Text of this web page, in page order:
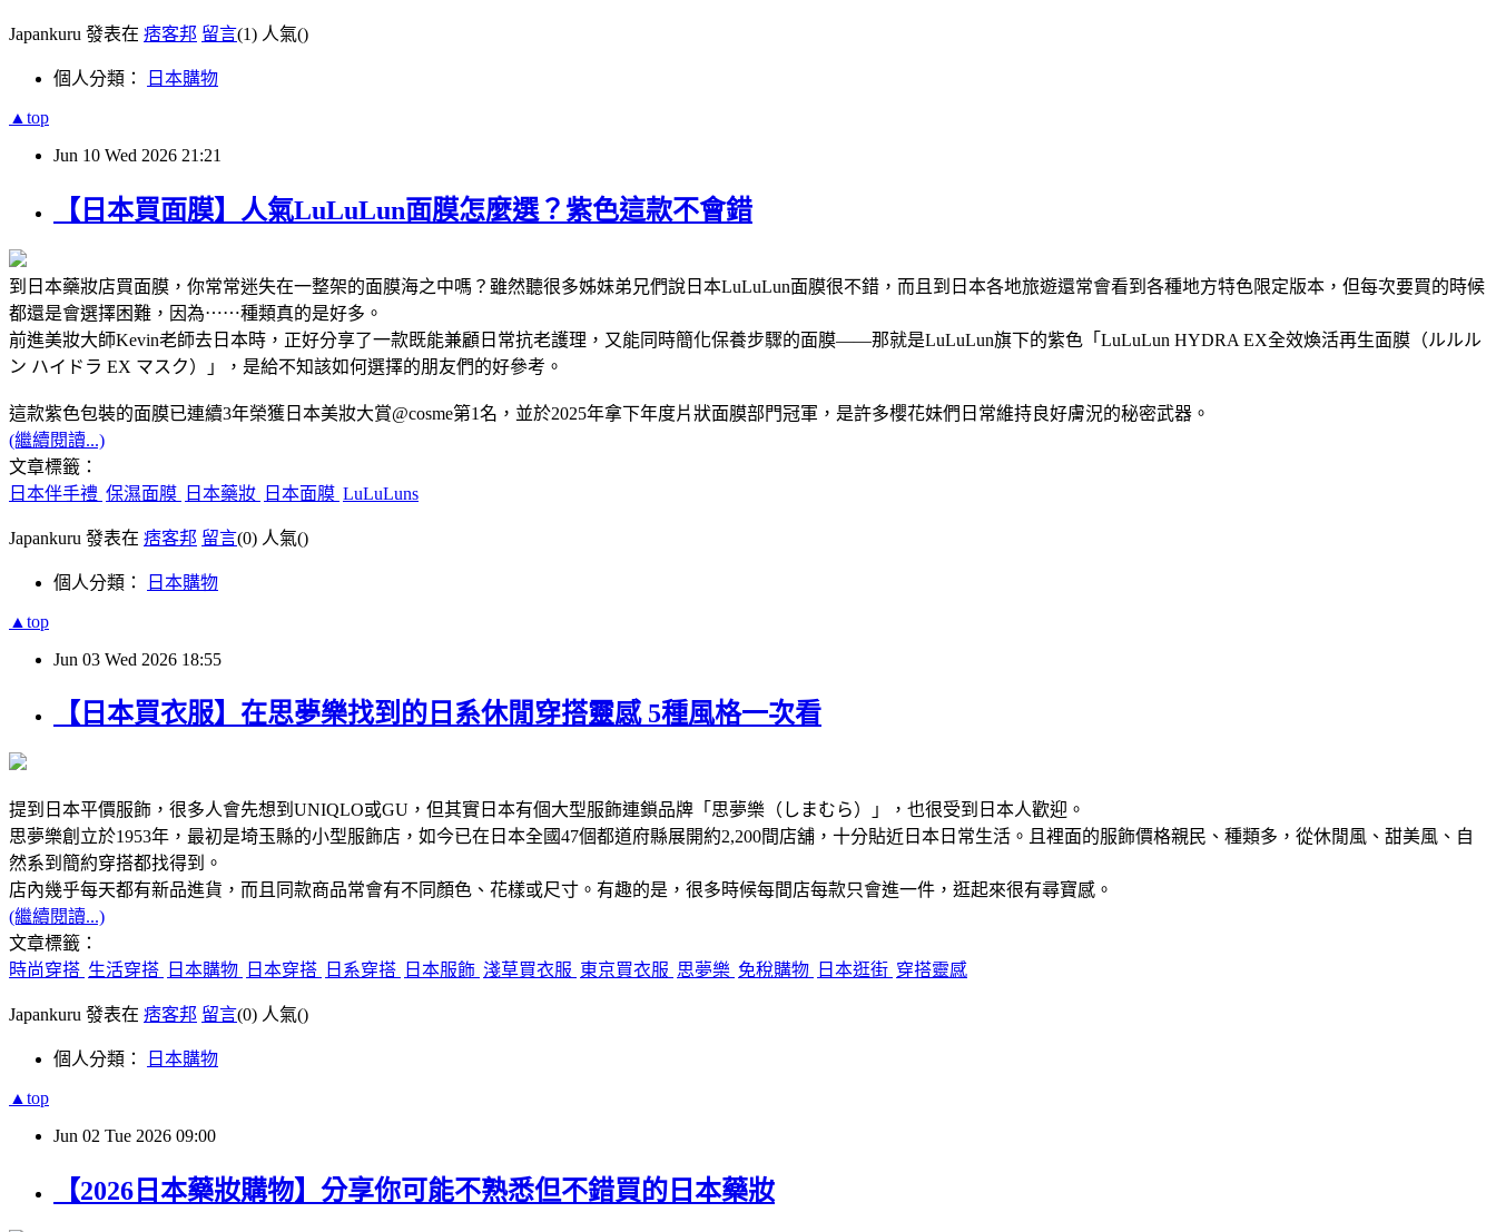
Japankuru 發表在 痞客邦 留言(1) 人氣()
個人分類： 日本購物
▲top
Jun 10 Wed 2026 21:21
【日本買面膜】人氣LuLuLun面膜怎麼選？紫色這款不會錯
到日本藥妝店買面膜，你常常迷失在一整架的面膜海之中嗎？雖然聽很多姊妹弟兄們說日本LuLuLun面膜很不錯，而且到日本各地旅遊還常會看到各種地方特色限定版本，但每次要買的時候
都還是會選擇困難，因為⋯⋯種類真的是好多。
前進美妝大師Kevin老師去日本時，正好分享了一款既能兼顧日常抗老護理，又能同時簡化保養步驟的面膜——那就是LuLuLun旗下的紫色 「LuLuLun HYDRA EX全效煥活再生面膜（ルルル
ン ハイドラ EX マスク）」，是給不知該如何選擇的朋友們的好參考。
這款紫色包裝的面膜已連續3年榮獲日本美妝大賞@cosme第1名，並於2025年拿下年度片狀面膜部門冠軍，是許多櫻花妹們日常維持良好膚況的秘密武器。
(繼續閱讀...)
文章標籤：
日本伴手禮 保濕面膜 日本藥妝 日本面膜 LuLuLuns
Japankuru 發表在 痞客邦 留言(0) 人氣()
個人分類： 日本購物
▲top
Jun 03 Wed 2026 18:55
【日本買衣服】在思夢樂找到的日系休閒穿搭靈感 5種風格一次看
提到日本平價服飾，很多人會先想到UNIQLO或GU，但其實日本有個大型服飾連鎖品牌「思夢樂（しまむら）」，也很受到日本人歡迎。
思夢樂創立於1953年，最初是埼玉縣的小型服飾店，如今已在日本全國47個都道府縣展開約2,200間店舖，十分貼近日本日常生活。且裡面的服飾價格親民、種類多，從休閒風、甜美風、自
然系到簡約穿搭都找得到。
店內幾乎每天都有新品進貨，而且同款商品常會有不同顏色、花樣或尺寸。有趣的是，很多時候每間店每款只會進一件，逛起來很有尋寶感。
(繼續閱讀...)
文章標籤：
時尚穿搭 生活穿搭 日本購物 日本穿搭 日系穿搭 日本服飾 淺草買衣服 東京買衣服 思夢樂 免稅購物 日本逛街 穿搭靈感
Japankuru 發表在 痞客邦 留言(0) 人氣()
個人分類： 日本購物
▲top
Jun 02 Tue 2026 09:00
【2026日本藥妝購物】分享你可能不熟悉但不錯買的日本藥妝